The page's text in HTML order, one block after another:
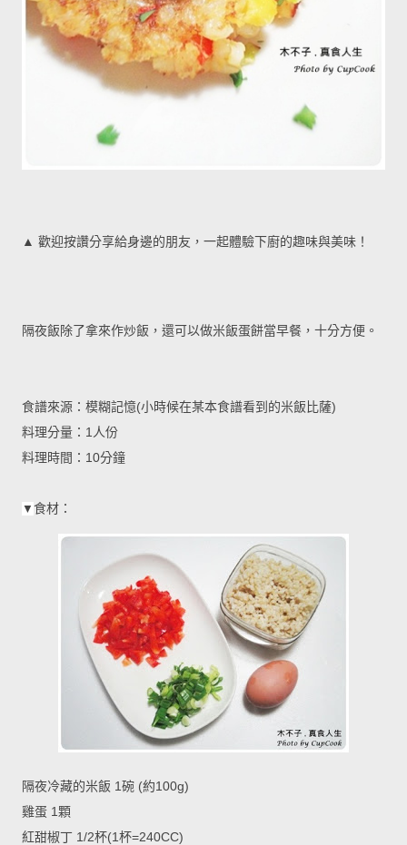
▲ 歡迎按讚分享給身邊的朋友，一起體驗下廚的趣味與美味！
隔夜飯除了拿來作炒飯，還可以做米飯蛋餅當早餐，十分方便。
食譜來源：模糊記憶(小時候在某本食譜看到的米飯比薩)
料理分量：1人份
料理時間：10分鐘
▼ 食材：
隔夜冷藏的米飯 1碗 (約100g)
雞蛋 1顆
紅甜椒丁 1/2杯(1杯=240CC)